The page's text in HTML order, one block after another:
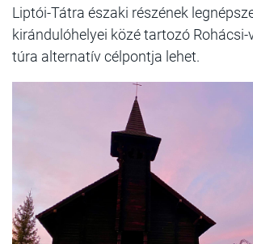
Liptói-Tátra északi részének
kirándulóhelyei közé tartozó
túra alternatív célpontja lehet.